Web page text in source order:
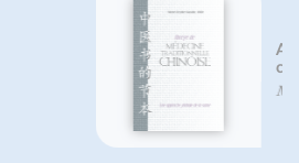
Abrégé de médecine traditionnelle
Michel Deydier-Bastide